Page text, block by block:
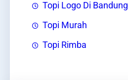
Topi Logo Di Bandung
Topi Murah
Topi Rimba